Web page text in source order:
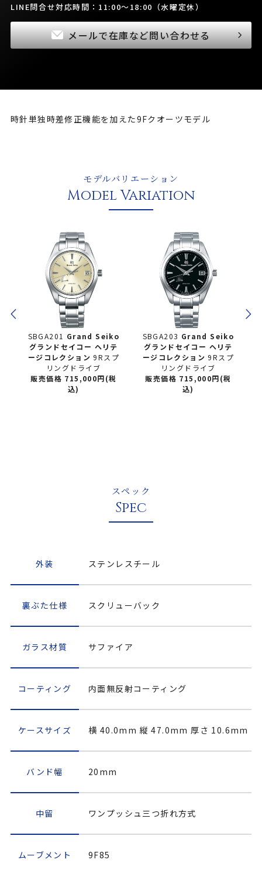
LINE問合せ対応時間：11:00～18:00（水曜定休）
メールで在庫など問い合わせる
時針単独時差修正機能を加えた9Fクオーツモデル
モデルバリエーション
Model Variation
SBGA201 Grand Seiko
グランドセイコー ヘリテ
ージコレクション9Rスプ
リングドライブ
販売価格 715,000円(税
込)
SBGA203 Grand Seiko
グランドセイコー ヘリテ
ージコレクション9Rスプ
リングドライブ
販売価格 715,000円(税
込)
スペック
Spec
外装 ステンレスチール
裏ぶた仕様 スクリューバック
ガラス材質 サファイア
コーティング 内面無反射コーティング
ケースサイズ 横 40.0mm 縦 47.0mm 厚さ 10.6mm
バンド幅 20mm
中留 ワンプッシュ三つ折れ方式
ムーブメント 9F85